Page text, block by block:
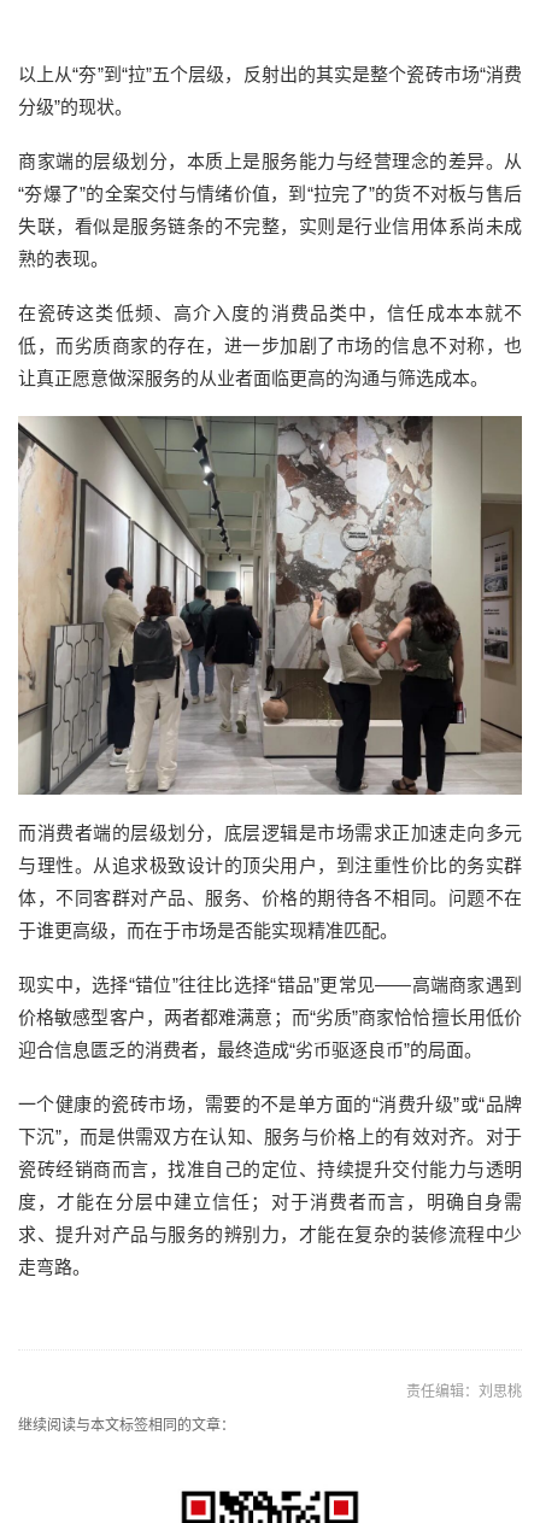
以上从“夯”到“拉”五个层级，反射出的其实是整个瓷砖市场“消费
分级”的现状。
商家端的层级划分，本质上是服务能力与经营理念的差异。从
“夯爆了”的全案交付与情绪价值，到“拉完了”的货不对板与售后
失联，看似是服务链条的不完整，实则是行业信用体系尚未成
熟的表现。
在瓷砖这类低频、高介入度的消费品类中，信任成本本就不
低，而劣质商家的存在，进一步加剧了市场的信息不对称，也
让真正愿意做深服务的从业者面临更高的沟通与筛选成本。
而消费者端的层级划分，底层逻辑是市场需求正加速走向多元
与理性。从追求极致设计的顶尖用户，到注重性价比的务实群
体，不同客群对产品、服务、价格的期待各不相同。问题不在
于谁更高级，而在于市场是否能实现精准匹配。
现实中，选择“错位”往往比选择“错品”更常见——高端商家遇到
价格敏感型客户，两者都难满意；而“劣质”商家恰恰擅长用低价
迎合信息匮乏的消费者，最终造成“劣币驱逐良币”的局面。
一个健康的瓷砖市场，需要的不是单方面的“消费升级”或“品牌
下沉”，而是供需双方在认知、服务与价格上的有效对齐。对于
瓷砖经销商而言，找准自己的定位、持续提升交付能力与透明
度，才能在分层中建立信任；对于消费者而言，明确自身需
求、提升对产品与服务的辨别力，才能在复杂的装修流程中少
走弯路。
责任编辑：刘思桃
继续阅读与本文标签相同的文章：